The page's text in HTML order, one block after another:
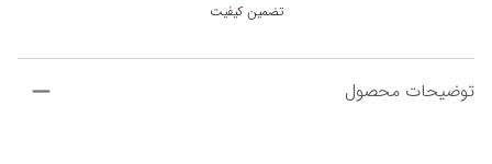
تضمین کیفیت
توضیحات محصول